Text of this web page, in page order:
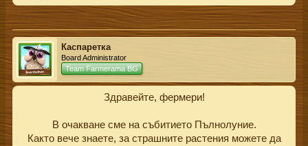
Каспаретка
Board Administrator
Team Farmerama BG
Здравейте, фермери!
В очакване сме на събитието Пълнолуние.
Както вече знаете, за страшните растения можете да